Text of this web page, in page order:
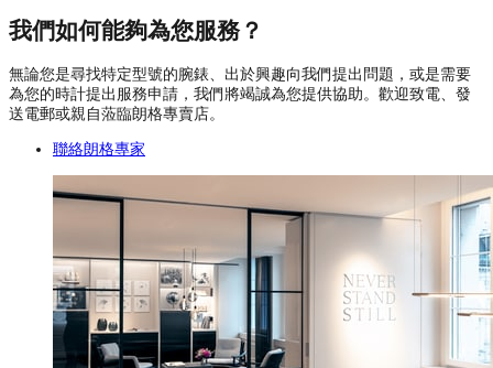
我們如何能夠為您服務？
無論您是尋找特定型號的腕錶、出於興趣向我們提出問題，或是需要
為您的時計提出服務申請，我們將竭誠為您提供協助。歡迎致電、發
送電郵或親自蒞臨朗格專賣店。
聯絡朗格專家